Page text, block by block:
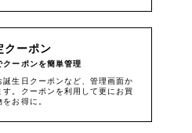
クーポン
クーポンを簡単管理
生日クーポンなど、管理画面か
す。クーポンを利用して更にお買
をお得に。